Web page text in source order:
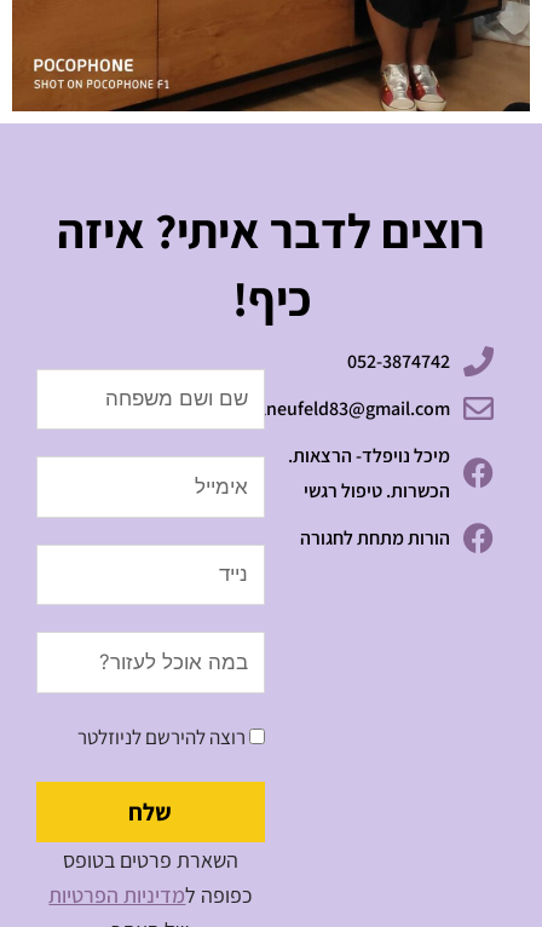
רוצים לדבר איתי? איזה
כיף!
052-3874742
michalneufeld83@gmail.com
מיכל נויפלד- הרצאות.
הכשרות. טיפול רגשי
הורות מתחת לחגורה
רוצה להירשם לניוזלטר
שלח
השארת פרטים בטופס
כפופה למדיניות הפרטיות